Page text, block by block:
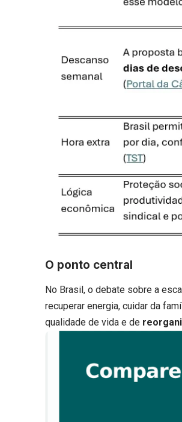
O ponto central
No Brasil, o debate sobre a
recuperar energia, cuidar da
qualidade de vida e de